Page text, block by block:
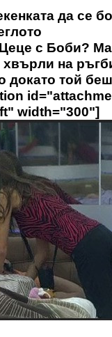
да се
с Боби?
хвърли на
докато той
width="300"]